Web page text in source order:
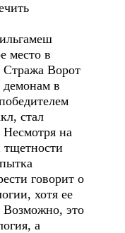
место в
Стража Ворот
демонам в
стал
Несмотря на
тщетности
говорит о
хотя ее
Возможно, это
а